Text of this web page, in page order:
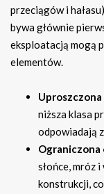
przeciągów i
bywa głównie
eksploatacją mogą
elementów.
niższa klasa
odpowiadają
słońce, mróz
konstrukcji,